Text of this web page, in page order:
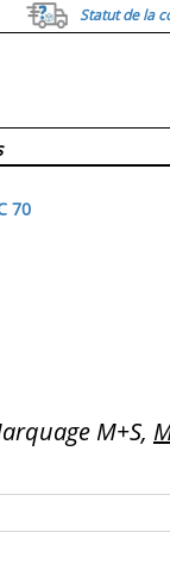
Statut de la
70
M+S,